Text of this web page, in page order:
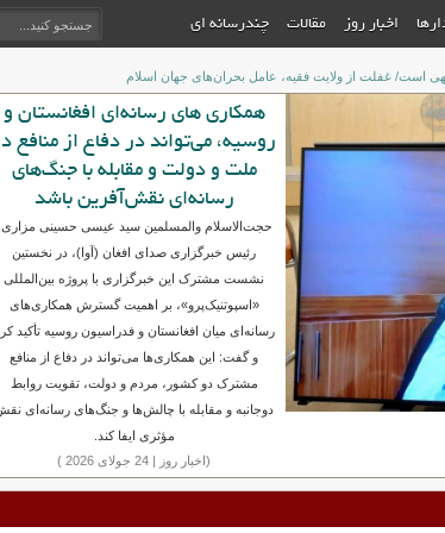
اخبار روز مقالات چندرسانه ای
حق هزینه زا خواهد بود، اما خون مظلومانه ایشان، حیات تازه ای به حرکت ملت
همکاری های رسانه‌ای افغانستان و
روسیه، می‌تواند در دفاع از منافع دو
ملت و دولت و مقابله با جنگ‌های
رسانه‌ای نقش‌آفرین باشد
حجت‌الاسلام والمسلمین سید عیسی حسینی مزاری،
رئیس خبرگزاری صدای افغان (آوا)، در نخستین
نشست مشترک این خبرگزاری با پروژه بین‌المللی
«اسپوتنیک‌پرو»، بر اهمیت گسترش همکاری‌های
و گفت: این همکاری‌ها می‌تواند در دفاع از منافع
دوجانبه و مقابله با چالش‌ها و جنگ‌های رسانه‌ای نقش
مؤثری ایفا کند.